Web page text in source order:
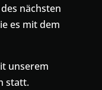
nächsten
es mit dem
unserem
statt.